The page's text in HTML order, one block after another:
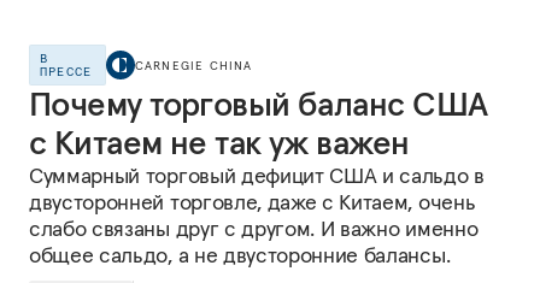
В
ПРЕССЕ
CARNEGIE CHINA
Почему торговый баланс США
с Китаем не так уж важен
Суммарный торговый дефицит США и сальдо в
двусторонней торговле, даже с Китаем, очень
слабо связаны друг с другом. И важно именно
общее сальдо, а не двусторонние балансы.